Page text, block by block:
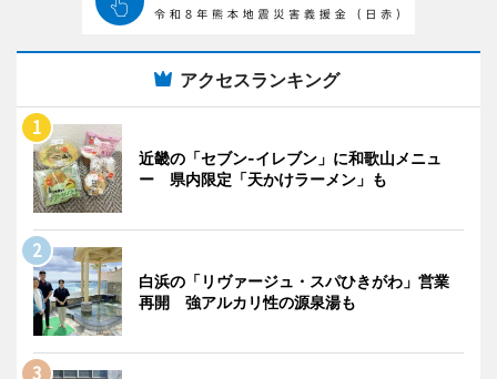
アクセスランキング
近畿の「セブン-イレブン」に和歌山メニュ
ー 県内限定「天かけラーメン」も
白浜の「リヴァージュ・スパひきがわ」営業
再開 強アルカリ性の源泉湯も